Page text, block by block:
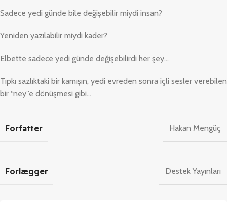
Sadece yedi günde bile değişebilir miydi insan?
Yeniden yazılabilir miydi kader?
Elbette sadece yedi günde değişebilirdi her şey…
Tıpkı sazlıktaki bir kamışın, yedi evreden sonra içli sesler verebilen
bir “ney”e dönüşmesi gibi…
Forfatter Hakan Mengüç
Forlægger Destek Yayınları